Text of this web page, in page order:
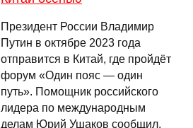
Президент России Владимир
Путин в октябре 2023 года
отправится в Китай, где пройдёт
форум «Один пояс — один
путь». Помощник российского
лидера по международным
делам Юрий Ушаков сообщил,